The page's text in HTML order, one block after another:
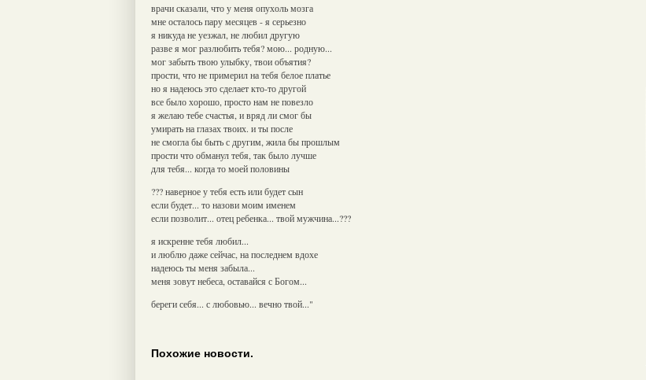
врачи сказали, что у меня опухоль мозга
мне осталось пару месяцев - я серьезно
я никуда не уезжал, не любил другую
разве я мог разлюбить тебя? мою... родную...
мог забыть твою улыбку, твои объятия?
прости, что не примерил на тебя белое платье
но я надеюсь это сделает кто-то другой
все было хорошо, просто нам не повезло
я желаю тебе счастья, и вряд ли смог бы
умирать на глазах твоих. и ты после
не смогла бы быть с другим, жила бы прошлым
прости что обманул тебя, так было лучше
для тебя... когда то моей половины
??? наверное у тебя есть или будет сын
если будет... то назови моим именем
если позволит... отец ребенка... твой мужчина...???
я искренне тебя любил...
и люблю даже сейчас, на последнем вдохе
надеюсь ты меня забыла...
меня зовут небеса, оставайся с Богом...
береги себя... с любовью... вечно твой..."
Похожие новости.